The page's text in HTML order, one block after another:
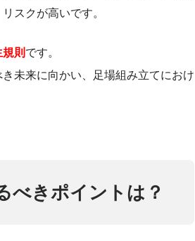
スクが高いです。
則 です。
未来に向かい、足場組み立てにおけ
べきポイントは？